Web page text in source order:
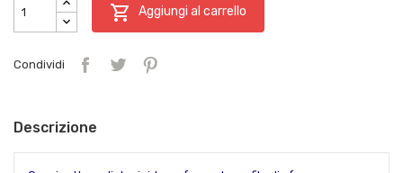
 Aggiungi al carrello
Condividi
Descrizione